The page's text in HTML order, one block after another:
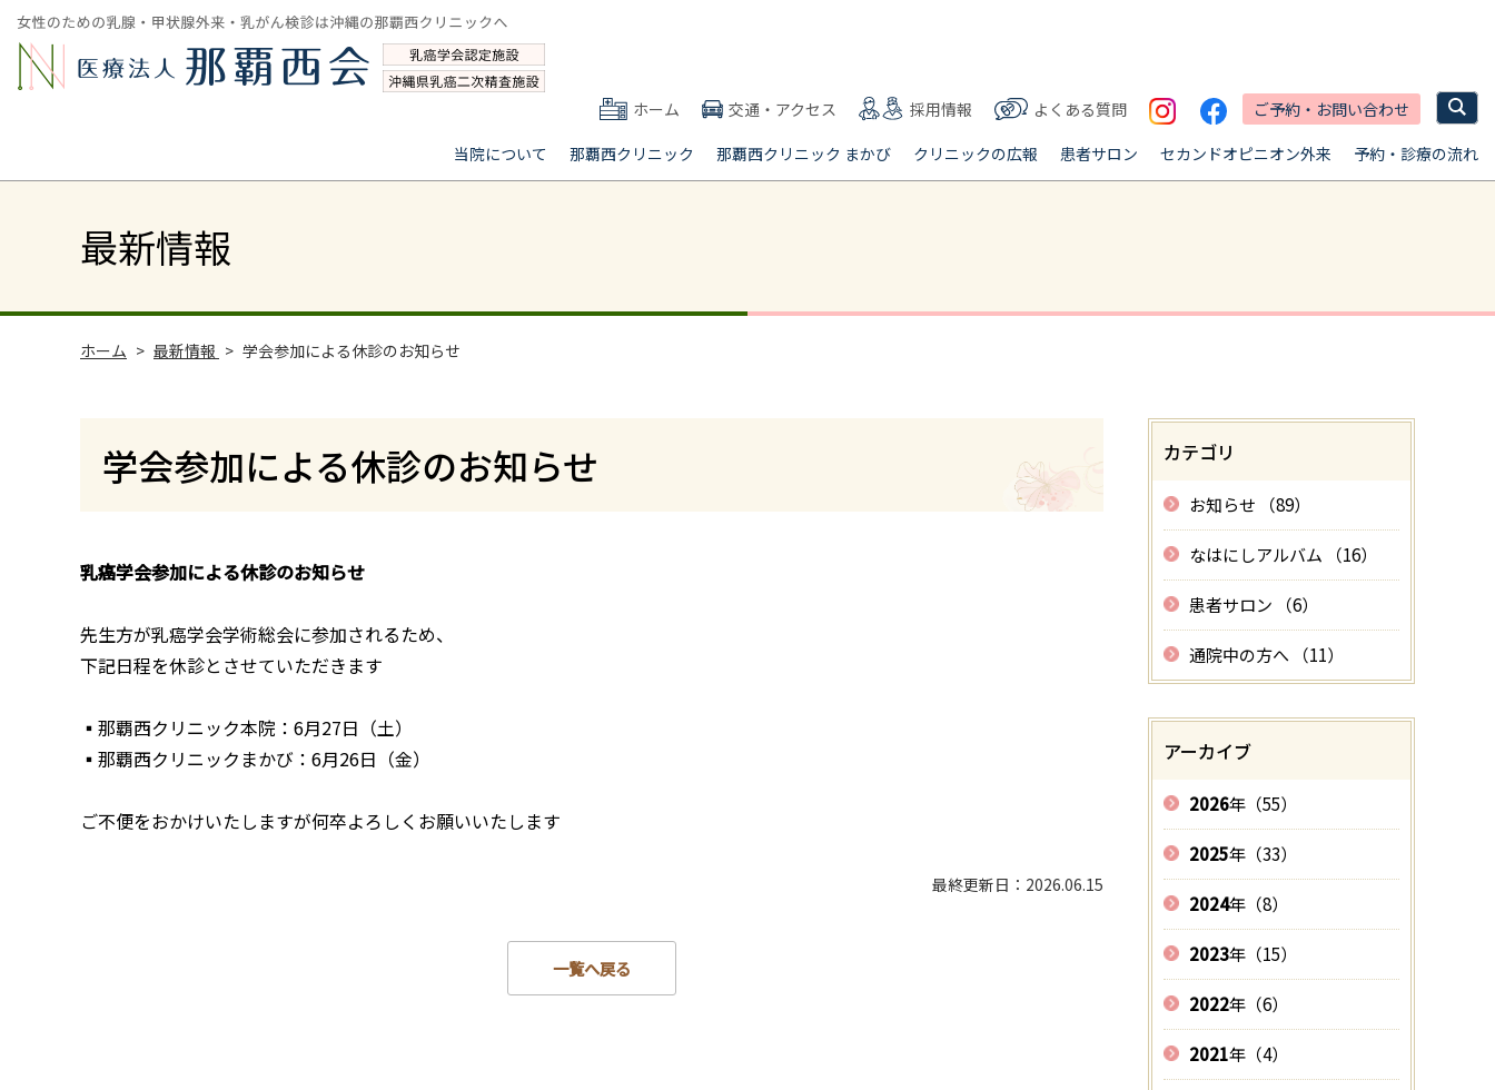
ホーム 交通・アクセス 採用情報 よくある質問 ご予約・お問い合わせ
当院について 那覇西クリニック 那覇西クリニック まかび クリニックの広報 患者サロン セカンドオピニオン外来 予約・診療の流れ
最新情報
ホーム 最新情報 学会参加による休診のお知らせ
学会参加による休診のお知らせ
乳癌学会参加による休診のお知らせ
先生方が乳癌学会学術総会に参加されるため、
下記日程を休診とさせていただきます
▪那覇西クリニック本院：6月27日（土）
▪那覇西クリニックまかび：6月26日（金）
ご不便をおかけいたしますが何卒よろしくお願いいたします
最終更新日：2026.06.15
一覧へ戻る
カテゴリ
お知らせ （89）
なはにしアルバム （16）
患者サロン （6）
通院中の方へ （11）
アーカイブ
2026年（55）
2025年（33）
2024年（8）
2023年（15）
2022年（6）
2021年（4）